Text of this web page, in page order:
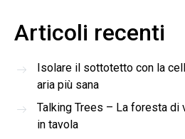
Articoli recenti
Isolare il sottotetto con la
aria più sana
Talking Trees – La foresta di
in tavola